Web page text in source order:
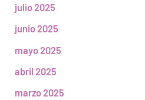
julio 2025
junio 2025
mayo 2025
abril 2025
marzo 2025